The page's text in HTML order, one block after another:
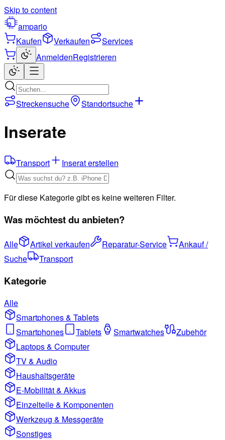
Skip to content
ampario
Kaufen
Verkaufen
Services
AnmeldenRegistrieren
Streckensuche Standortsuche
Inserate
Transport Inserat erstellen
Für diese Kategorie gibt es keine weiteren Filter.
Was möchtest du anbieten?
Alle Artikel verkaufen Reparatur-Service
Ankauf /
Suche
Transport
Kategorie
Alle
Smartphones & Tablets
Smartphones
Tablets Smartwatches
Zubehör
Laptops & Computer
TV & Audio
Haushaltsgeräte
E-Mobilität & Akkus
Einzelteile & Komponenten
Werkzeug & Messgeräte
Sonstiges